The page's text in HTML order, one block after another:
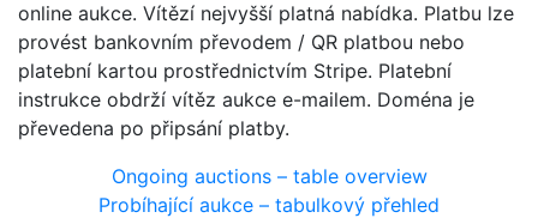
online aukce. Vítězí nejvyšší platná nabídka. Platbu lze
provést bankovním převodem / QR platbou nebo
platební kartou prostřednictvím Stripe. Platební
instrukce obdrží vítěz aukce e-mailem. Doména je
převedena po připsání platby.
Ongoing auctions – table overview
Probíhající aukce – tabulkový přehled